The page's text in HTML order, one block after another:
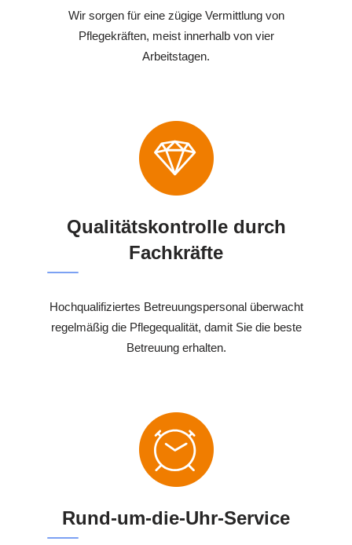
Wir sorgen für eine zügige Vermittlung von
Pflegekräften, meist innerhalb von vier
Arbeitstagen.
Qualitätskontrolle durch
Fachkräfte
Hochqualifiziertes Betreuungspersonal überwacht
regelmäßig die Pflegequalität, damit Sie die beste
Betreuung erhalten.
Rund-um-die-Uhr-Service